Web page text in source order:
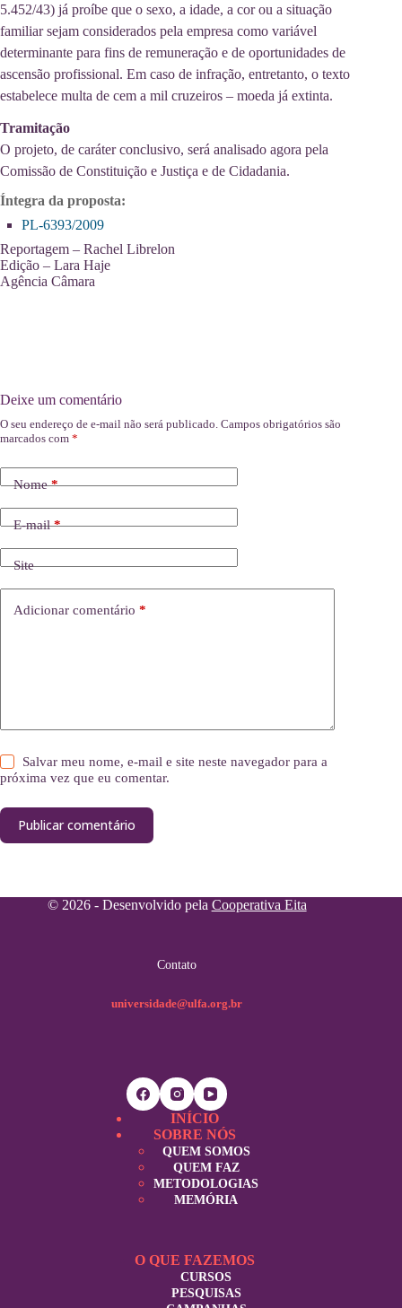
5.452/43) já proíbe que o sexo, a idade, a cor ou a situação
familiar sejam considerados pela empresa como variável
determinante para fins de remuneração e de oportunidades de
ascensão profissional. Em caso de infração, entretanto, o texto
estabelece multa de cem a mil cruzeiros – moeda já extinta.
Tramitação
O projeto, de caráter conclusivo, será analisado agora pela
Comissão de Constituição e Justiça e de Cidadania.
Íntegra da proposta:
PL-6393/2009
Reportagem – Rachel Librelon
Edição – Lara Haje
Agência Câmara
Deixe um comentário
O seu endereço de e-mail não será publicado. Campos obrigatórios são
marcados com *
Nome*
E-mail*
Site
Adicionar comentário *
Salvar meu nome, e-mail e site neste navegador para a
próxima vez que eu comentar.
Publicar comentário
© 2026 - Desenvolvido pela Cooperativa Eita
Contato
universidade@ulfa.org.br
INÍCIO
SOBRE NÓS
QUEM SOMOS
QUEM FAZ
METODOLOGIAS
MEMÓRIA
O QUE FAZEMOS
CURSOS
PESQUISAS